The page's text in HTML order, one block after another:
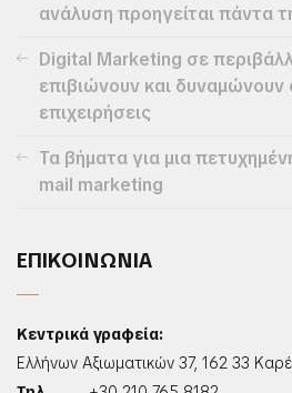
ανάλυση προηγείται πάντα
Digital Marketing σε
επιβιώνουν και δυναμώνουν
επιχειρήσεις
Τα βήματα για μια
mail marketing
ΕΠΙΚΟΙΝΩΝΙΑ
Κεντρικά γραφεία:
Ελλήνων Αξιωματικών 37, 162 33